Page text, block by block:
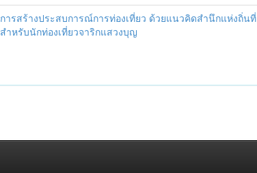
การสร้างประสบการณ์การท่องเที่ยว ด้วยแนวคิดสำนึกแห่งถิ่นที่
สำหรับนักท่องเที่ยวจาริกแสวงบุญ